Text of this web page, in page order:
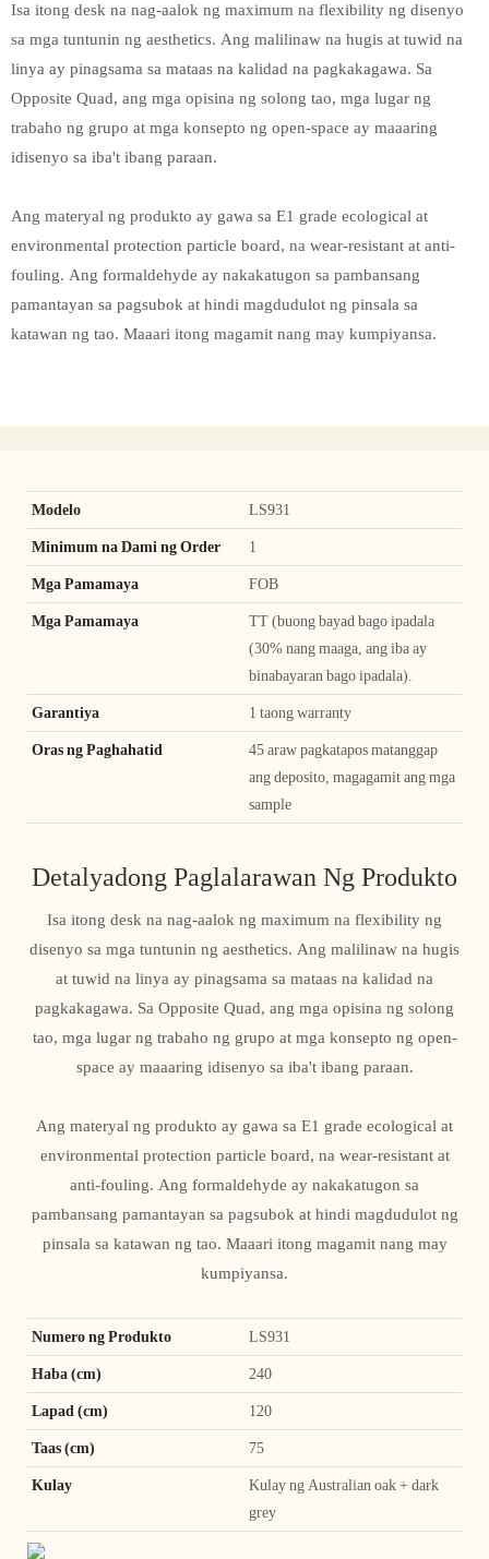
Isa itong desk na nag-aalok ng maximum na flexibility ng disenyo
sa mga tuntunin ng aesthetics. Ang malilinaw na hugis at tuwid na
linya ay pinagsama sa mataas na kalidad na pagkakagawa. Sa
Opposite Quad, ang mga opisina ng solong tao, mga lugar ng
trabaho ng grupo at mga konsepto ng open-space ay maaaring
idisenyo sa iba't ibang paraan.
Ang materyal ng produkto ay gawa sa E1 grade ecological at
environmental protection particle board, na wear-resistant at anti-
fouling. Ang formaldehyde ay nakakatugon sa pambansang
pamantayan sa pagsubok at hindi magdudulot ng pinsala sa
katawan ng tao. Maaari itong magamit nang may kumpiyansa.
Modelo LS931
Minimum na Dami ng Order 1
Mga Pamamaya FOB
Mga Pamamaya
TT (buong bayad bago ipadala
(30% nang maaga, ang iba ay
binabayaran bago ipadala).
Garantiya 1 taong warranty
Oras ng Paghahatid
45 araw pagkatapos matanggap
ang deposito, magagamit ang mga
sample
Detalyadong Paglalarawan Ng Produkto
Isa itong desk na nag-aalok ng maximum na flexibility ng
disenyo sa mga tuntunin ng aesthetics. Ang malilinaw na hugis
at tuwid na linya ay pinagsama sa mataas na kalidad na
pagkakagawa. Sa Opposite Quad, ang mga opisina ng solong
tao, mga lugar ng trabaho ng grupo at mga konsepto ng open-
space ay maaaring idisenyo sa iba't ibang paraan.
Ang materyal ng produkto ay gawa sa E1 grade ecological at
environmental protection particle board, na wear-resistant at
anti-fouling. Ang formaldehyde ay nakakatugon sa
pambansang pamantayan sa pagsubok at hindi magdudulot ng
pinsala sa katawan ng tao. Maaari itong magamit nang may
kumpiyansa.
Numero ng Produkto LS931
Haba (cm) 240
Lapad (cm) 120
Taas (cm) 75
Kulay
Kulay ng Australian oak + dark
grey